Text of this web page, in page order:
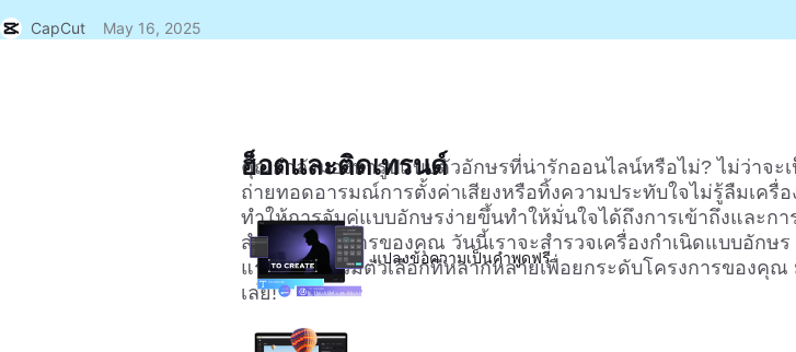
CapCut May 16, 2025
คุณกำลังมองหารูปแบบตัวอักษรที่น่ารักออนไลน์หรือไม่? ไม่ว่าจะเ
ถ่ายทอดอารมณ์การตั้งค่าเสียงหรือทิ้งความประทับใจไม่รู้ลืมเครื่
ทำให้การจับคู่แบบอักษรง่ายขึ้นทำให้มั่นใจได้ถึงการเข้าถึงและกา
สำหรับโครงการของคุณ วันนี้เราจะสำรวจเครื่องกำเนิดแบบอักษ
แรกแต่ละตัวมีตัวเลือกที่หลากหลายเพื่อยกระดับโครงการของคุณ
เลย!
ฮ็อตและติดเทรนด์
แปลงข้อความเป็นคำพูดฟรี